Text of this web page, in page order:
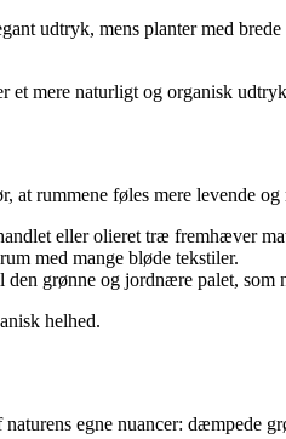
udtryk, mens planter med brede
mere naturligt og organisk
at rummene føles mere levende og
eller olieret træ fremhæver
med mange bløde tekstiler.
grønne og jordnære palet, som
helhed.
egne nuancer: dæmpede